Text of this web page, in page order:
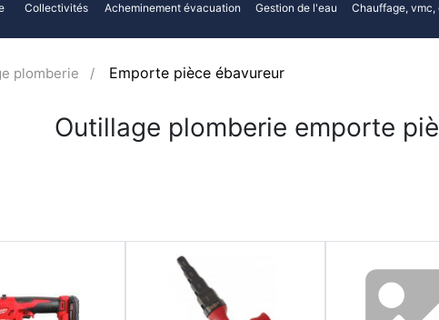
Collectivités Acheminement évacuation Gestion de l'eau Chauffage, vmc,
plomberie Emporte pièce ébavureur
Outillage plomberie emporte